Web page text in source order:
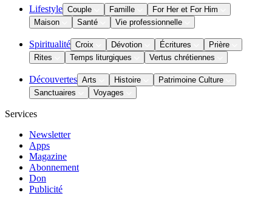
Lifestyle Couple Famille
For Her et For Him
Maison
Santé Vie professionnelle
Spiritualité Croix Dévotion Écritures
Prière
Rites
Temps liturgiques Vertus chrétiennes
Découvertes Arts Histoire
Patrimoine Culture
Sanctuaires
Voyages
Services
Newsletter
Apps
Magazine
Abonnement
Don
Publicité